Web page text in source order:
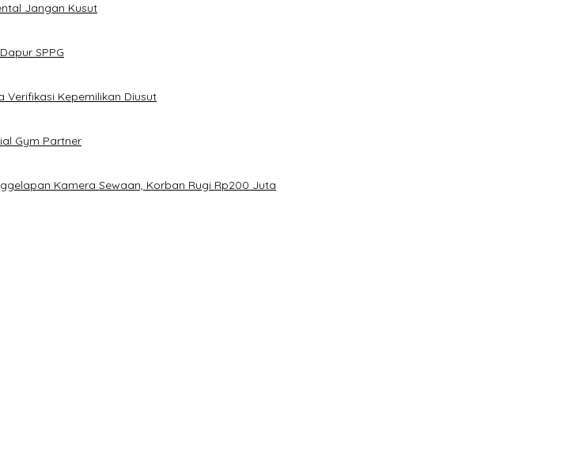
Jangan Kusut
SPPG
Verifikasi Kepemilikan Diusut
Gym Partner
Kamera Sewaan, Korban Rugi Rp200 Juta